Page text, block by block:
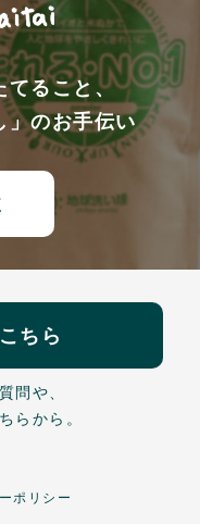
てること、
」のお手伝い
ちら
問や、
らから。
ポリシー